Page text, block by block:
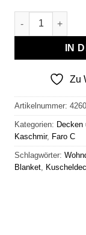
Wolldecke &
IN
Zu
Artikelnummer:
Kategorien: Decken
Kaschmir, Faro C
Schlagwörter:
Blanket,